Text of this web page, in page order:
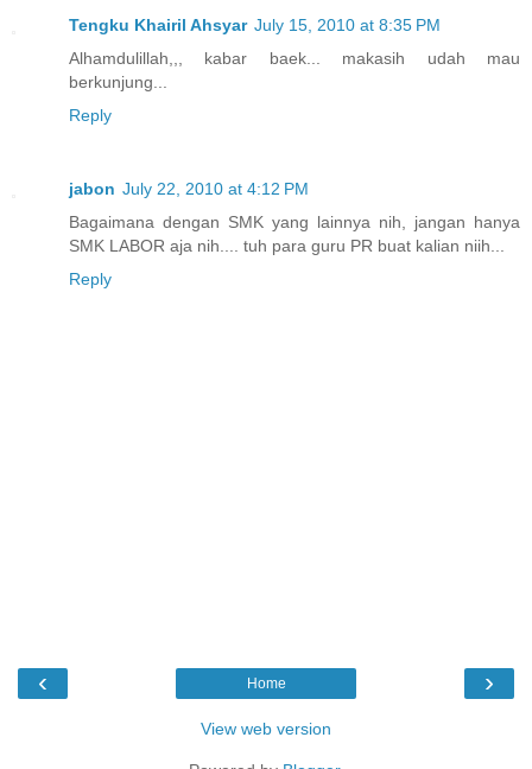
Tengku Khairil Ahsyar July 15, 2010 at 8:35 PM
Alhamdulillah,,, kabar baek... makasih udah mau
berkunjung...
Reply
jabon July 22, 2010 at 4:12 PM
Bagaimana dengan SMK yang lainnya nih, jangan hanya
SMK LABOR aja nih.... tuh para guru PR buat kalian niih...
Reply
‹ ›
Home
View web version